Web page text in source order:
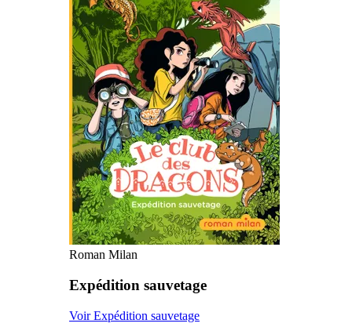
Roman Milan
Expédition sauvetage
Voir Expédition sauvetage